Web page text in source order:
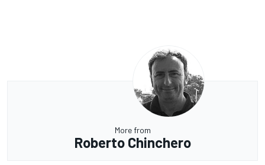
More from
Roberto Chinchero